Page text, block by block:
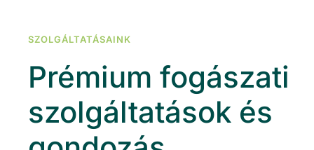
SZOLGÁLTATÁSAINK
Prémium fogászati
szolgáltatások és